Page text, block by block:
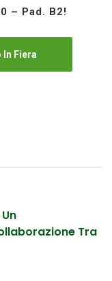
– Pad. B2!
In Fiera
Tra